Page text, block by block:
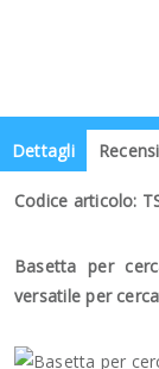
Dettagli
Codice articolo:
Basetta per
versatile per